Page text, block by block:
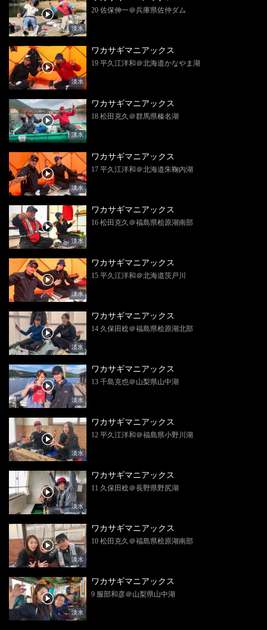
淡水
20 佐保伸一＠兵庫県佐仲ダム
淡水
ワカサギマニアックス
19 平久江洋和＠北海道かなやま湖
淡水
ワカサギマニアックス
18 松田克久＠群馬県榛名湖
淡水
ワカサギマニアックス
17 平久江洋和＠北海道朱鞠内湖
淡水
ワカサギマニアックス
16 松田克久＠福島県桧原湖南部
淡水
ワカサギマニアックス
15 平久江洋和＠北海道茨戸川
淡水
ワカサギマニアックス
14 久保田稔＠福島県桧原湖北部
淡水
ワカサギマニアックス
13 千島克也＠山梨県山中湖
淡水
ワカサギマニアックス
12 平久江洋和＠福島県小野川湖
淡水
ワカサギマニアックス
11 久保田稔＠長野県野尻湖
淡水
ワカサギマニアックス
10 松田克久＠福島県桧原湖南部
淡水
ワカサギマニアックス
9 服部和彦＠山梨県山中湖